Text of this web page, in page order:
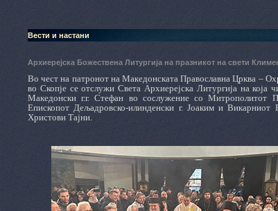
Вести и настани
Архиерејска Божествена Литургија на празникот на свети
Во чест на патронот на Македонската Православна Црква –
во Скопје се отслужи Света Архиерејска Литургија на
Македонски г.г. Стефан во сослужение со Митрополитот
Епископот Дељадровско-илинденски г. Јоаким и
Христови Тајни.